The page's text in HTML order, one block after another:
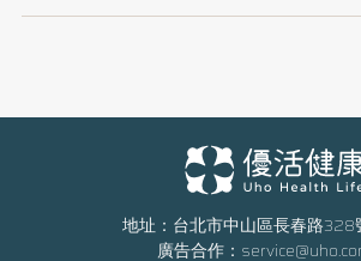
地址：台北市中山區長春路328
廣告合作：